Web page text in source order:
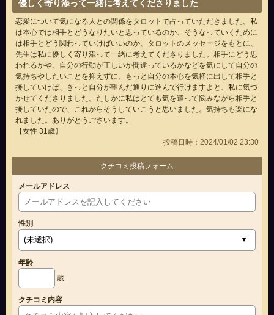
優しく寄り添って一緒に考えてくださりました
恋愛について気になる人との関係をタロットで占っていただきました。私
は本心では相手とどうなりたいと思っているのか、そうなっていくために
は相手とどう関わっていけばいいのか、タロットのメッセージをもとに、
先生は私に優しく寄り添って一緒に考えてくださりました。相手にどう思
われるかや、自分の行動が正しいか間違っているかなどを気にして自分の
気持ちやしたいことを抑えずに、もっと自分の本心を気軽に出して相手と
接していけば、きっと自分が望んだ通りに進んで行けますよと、私に気づ
かせてくださりました。たしかに私はとても気を遣って悩みながら相手と
接していたので、これからそうしていこうと思いました。気持ちも楽にな
れました。ありがとうございます。
【女性 31歳】
投稿日時：2024/01/02 23:30
クチコミ投稿フォーム
メールアドレス
性別
年齢
歳
クチコミ内容